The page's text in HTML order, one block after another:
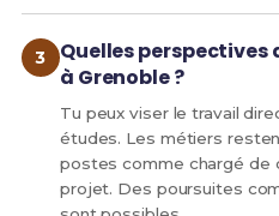
Quelles perspectives
à Grenoble ?
Tu peux viser le travail
études. Les métiers
postes comme chargé de
projet. Des poursuites